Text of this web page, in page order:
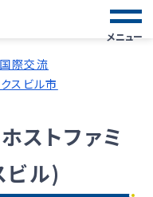
メニュー
国際交流
スビル市
ストファミ
ビル)